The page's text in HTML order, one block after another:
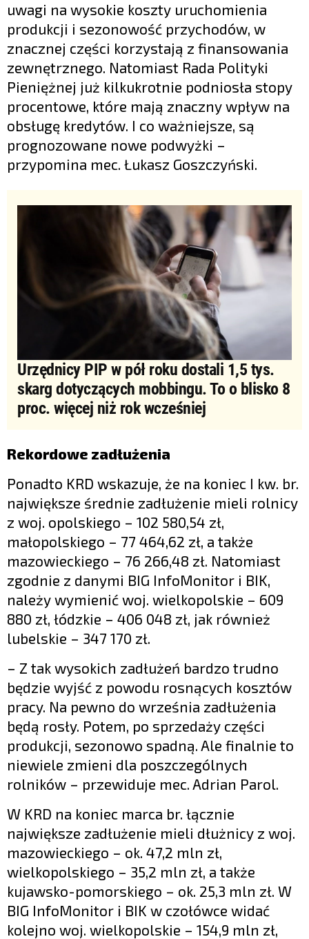
uwagi na wysokie koszty uruchomienia
produkcji i sezonowość przychodów, w
znacznej części korzystają z finansowania
zewnętrznego. Natomiast Rada Polityki
Pieniężnej już kilkukrotnie podniosła stopy
procentowe, które mają znaczny wpływ na
obsługę kredytów. I co ważniejsze, są
prognozowane nowe podwyżki –
przypomina mec. Łukasz Goszczyński.
Urzędnicy PIP w pół roku dostali 1,5 tys.
skarg dotyczących mobbingu. To o blisko 8
proc. więcej niż rok wcześniej
Rekordowe zadłużenia
Ponadto KRD wskazuje, że na koniec I kw. br.
największe średnie zadłużenie mieli rolnicy
z woj. opolskiego – 102 580,54 zł,
małopolskiego – 77 464,62 zł, a także
mazowieckiego – 76 266,48 zł. Natomiast
zgodnie z danymi BIG InfoMonitor i BIK,
należy wymienić woj. wielkopolskie – 609
880 zł, łódzkie – 406 048 zł, jak również
lubelskie – 347 170 zł.
– Z tak wysokich zadłużeń bardzo trudno
będzie wyjść z powodu rosnących kosztów
pracy. Na pewno do września zadłużenia
będą rosły. Potem, po sprzedaży części
produkcji, sezonowo spadną. Ale finalnie to
niewiele zmieni dla poszczególnych
rolników – przewiduje mec. Adrian Parol.
W KRD na koniec marca br. łącznie
największe zadłużenie mieli dłużnicy z woj.
mazowieckiego – ok. 47,2 mln zł,
wielkopolskiego – 35,2 mln zł, a także
kujawsko-pomorskiego – ok. 25,3 mln zł. W
BIG InfoMonitor i BIK w czołówce widać
kolejno woj. wielkopolskie – 154,9 mln zł,